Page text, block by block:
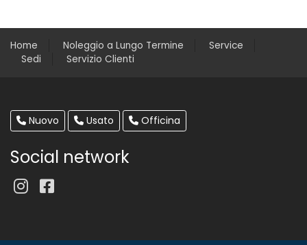
Home Noleggio a Lungo Termine
Service
Sedi
Servizio Clienti
Nuovo Usato Officina
Social network